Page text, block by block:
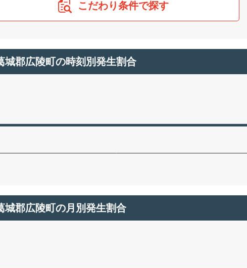
こだわり条件で探す
城郡広陵町の時刻別発生割合
城郡広陵町の月別発生割合